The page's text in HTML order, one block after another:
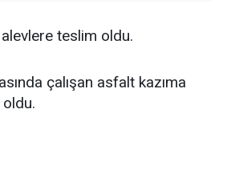
teslim oldu.
çalışan asfalt kazıma